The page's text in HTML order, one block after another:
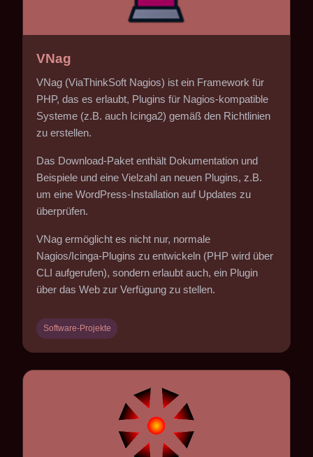
VNag
VNag (ViaThinkSoft Nagios) ist ein Framework für
PHP, das es erlaubt, Plugins für Nagios-kompatible
Systeme (z.B. auch Icinga2) gemäß den Richtlinien
zu erstellen.
Das Download-Paket enthält Dokumentation und
Beispiele und eine Vielzahl an neuen Plugins, z.B.
um eine WordPress-Installation auf Updates zu
überprüfen.
VNag ermöglicht es nicht nur, normale
Nagios/Icinga-Plugins zu entwickeln (PHP wird über
CLI aufgerufen), sondern erlaubt auch, ein Plugin
über das Web zur Verfügung zu stellen.
Software-Projekte